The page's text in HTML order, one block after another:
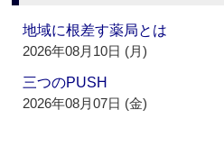
地域に根差す薬局とは
2026年08月10日 (月)
三つのPUSH
2026年08月07日 (金)